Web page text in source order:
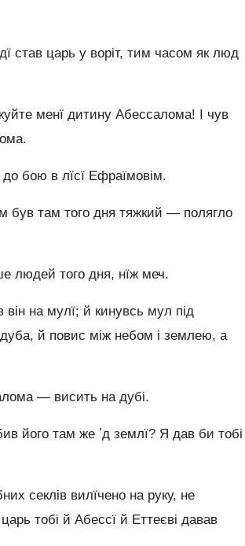
став царь у воріт, тим часом як люд
менї дитину Абессалома! І чув
бою в лїсї Ефраїмовім.
був там того дня тяжкий — полягло
людей того дня, нїж меч.
на мулї; й кинувсь мул під
й повис між небом і землею, а
— висить на дубі.
його там же ʼд землї? Я дав би тобі
секлів вилїчено на руку, не
тобі й Абессї й Еттеєві давав